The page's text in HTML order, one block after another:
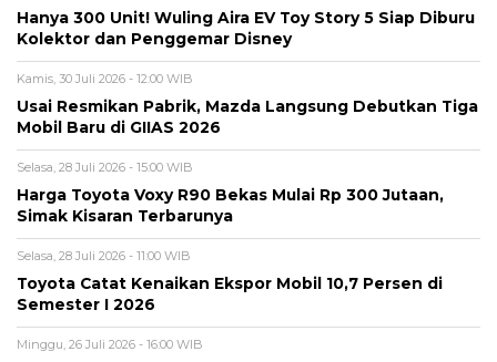
Hanya 300 Unit! Wuling Aira EV Toy Story 5 Siap Diburu
Kolektor dan Penggemar Disney
Kamis, 30 Juli 2026 - 12:00 WIB
Usai Resmikan Pabrik, Mazda Langsung Debutkan Tiga
Mobil Baru di GIIAS 2026
Selasa, 28 Juli 2026 - 15:00 WIB
Harga Toyota Voxy R90 Bekas Mulai Rp 300 Jutaan,
Simak Kisaran Terbarunya
Selasa, 28 Juli 2026 - 11:00 WIB
Toyota Catat Kenaikan Ekspor Mobil 10,7 Persen di
Semester I 2026
Minggu, 26 Juli 2026 - 16:00 WIB